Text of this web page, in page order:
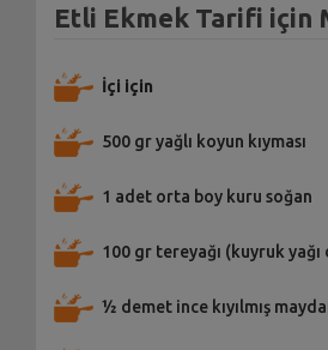
Etli Ekmek Tarifi için
İçi için
500 gr yağlı koyun kıyması
1 adet orta boy kuru soğan
100 gr tereyağı (kuyruk
½ demet ince kıyılmış